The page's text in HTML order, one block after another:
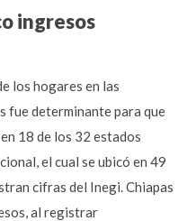
ingresos
los hogares en las
fue determinante para que
18 de los 32 estados
el cual se ubicó en 49
cifras del Inegi. Chiapas
al registrar